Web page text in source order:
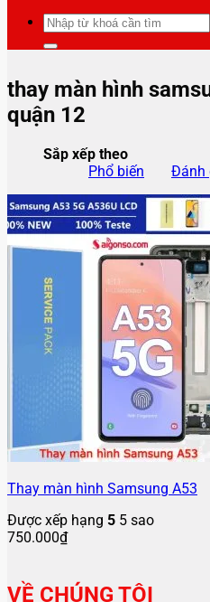
Tìm
kiếm:
thay màn hình
quận 12
Sắp xếp theo
Phổ biến
Đánh
Thay màn hình Samsung A53
Được xếp hạng 5 5 sao
750.000₫
VỀ CHÚNG TÔI